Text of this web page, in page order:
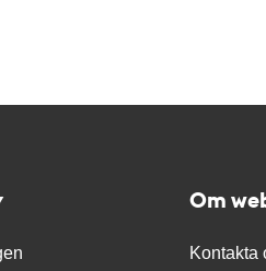
Om
Kontakta